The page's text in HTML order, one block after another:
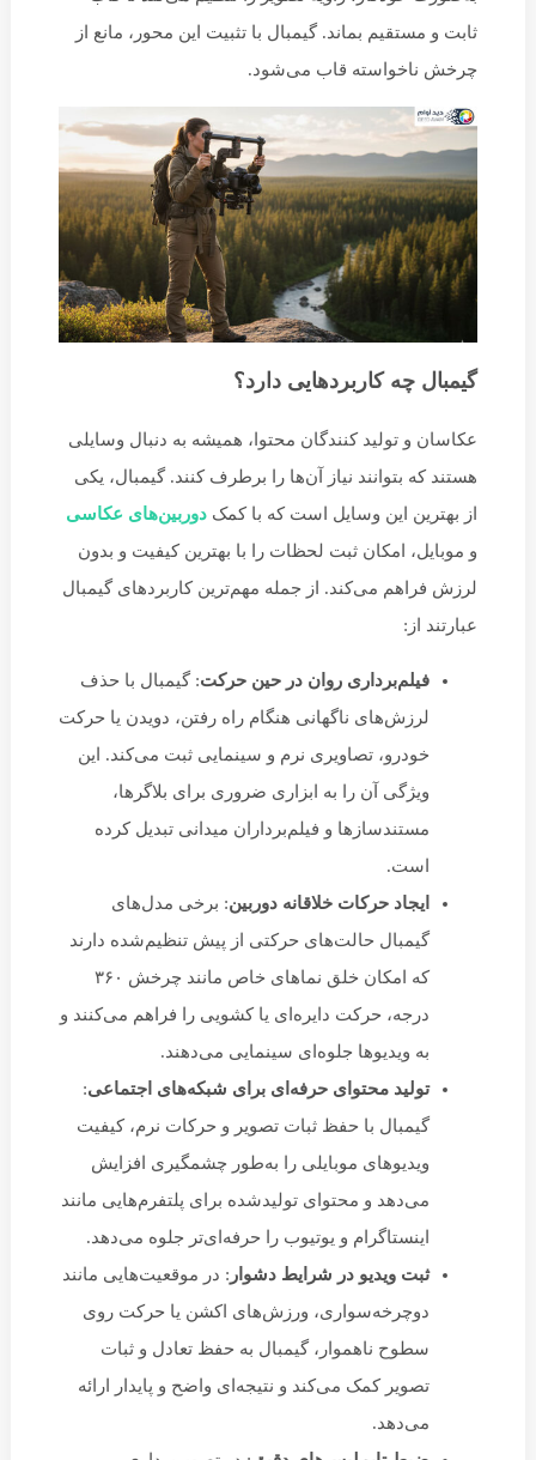
ثابت و مستقیم بماند. گیمبال با تثبیت این محور، مانع از
چرخش ناخواسته‌ قاب می‌شود.
گیمبال چه کاربردهایی دارد؟
عکاسان و تولید کنندگان محتوا، همیشه به دنبال وسایلی
هستند که بتوانند نیاز آن‌ها را برطرف کنند. گیمبال، یکی
از بهترین این وسایل است که با کمک دوربین‌های عکاسی
و موبایل، امکان ثبت لحظات را با بهترین کیفیت و بدون
لرزش فراهم می‌کند. از جمله مهم‌ترین کاربردهای گیمبال
عبارتند از:
فیلم‌برداری روان در حین حرکت: گیمبال با حذف
لرزش‌های ناگهانی هنگام راه رفتن، دویدن یا حرکت
خودرو، تصاویری نرم و سینمایی ثبت می‌کند. این
ویژگی آن را به ابزاری ضروری برای بلاگرها،
مستندسازها و فیلم‌برداران میدانی تبدیل کرده
است.
ایجاد حرکات خلاقانه دوربین: برخی مدل‌های
گیمبال حالت‌های حرکتی از پیش تنظیم‌شده دارند
که امکان خلق نماهای خاص مانند چرخش ۳۶۰
درجه، حرکت دایره‌ای یا کشویی را فراهم می‌کنند و
به ویدیوها جلوه‌ای سینمایی می‌دهند.
تولید محتوای حرفه‌ای برای شبکه‌های اجتماعی:
گیمبال با حفظ ثبات تصویر و حرکات نرم، کیفیت
ویدیوهای موبایلی را به‌طور چشمگیری افزایش
می‌دهد و محتوای تولیدشده برای پلتفرم‌هایی مانند
اینستاگرام و یوتیوب را حرفه‌ای‌تر جلوه می‌دهد.
ثبت ویدیو در شرایط دشوار : در موقعیت‌هایی مانند
دوچرخه‌سواری، ورزش‌های اکشن یا حرکت روی
سطوح ناهموار، گیمبال به حفظ تعادل و ثبات
تصویر کمک می‌کند و نتیجه‌ای واضح و پایدار ارائه
می‌دهد.